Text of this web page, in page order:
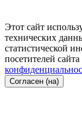
Этот сайт
технических
статистической
посетителей
Согласен (на)